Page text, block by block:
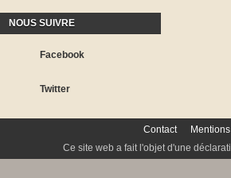
NOUS SUIVRE
Facebook
Twitter
Contact
Ce site web a fait l'objet d'une